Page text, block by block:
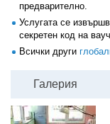
предварително.
Услугата се
секретен код на
Всички други
Галерия